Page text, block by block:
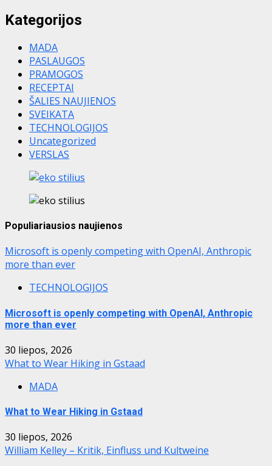
Kategorijos
MADA
PASLAUGOS
PRAMOGOS
RECEPTAI
ŠALIES NAUJIENOS
SVEIKATA
TECHNOLOGIJOS
Uncategorized
VERSLAS
Populiariausios naujienos
Microsoft is openly competing with OpenAI, Anthropic
more than ever
TECHNOLOGIJOS
Microsoft is openly competing with OpenAI, Anthropic
more than ever
30 liepos, 2026
What to Wear Hiking in Gstaad
MADA
What to Wear Hiking in Gstaad
30 liepos, 2026
William Kelley – Kritik, Einfluss und Kultweine